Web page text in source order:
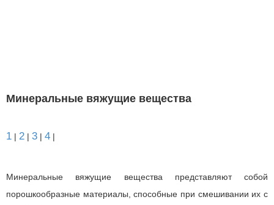
Минеральные вяжущие вещества
1 | 2 | 3 | 4 |
Минеральные вяжущие вещества представляют собой
порошкообразные материалы, способные при смешивании их с